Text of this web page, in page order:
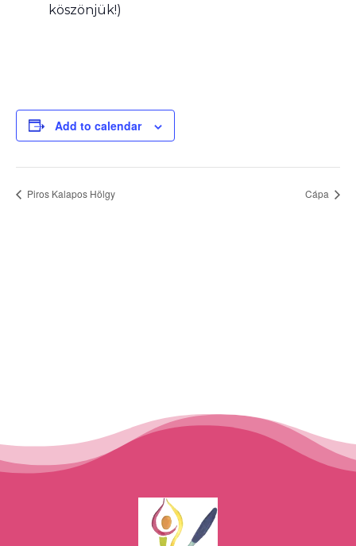
köszönjük!)
Add to calendar
Piros Kalapos Hölgy Cápa